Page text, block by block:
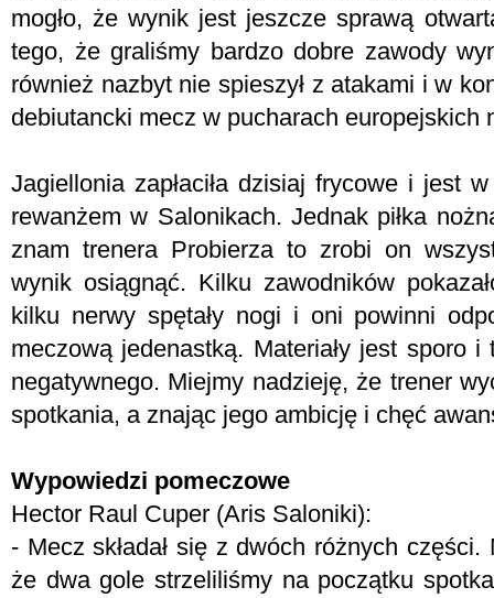
mogło, że wynik jest jeszcze sprawą
tego, że graliśmy bardzo dobre zawody
również nazbyt nie spieszył z atakami i w
debiutancki mecz w pucharach europejskich
Jagiellonia zapłaciła dzisiaj frycowe i jest
rewanżem w Salonikach. Jednak piłka
znam trenera Probierza to zrobi on
wynik osiągnąć. Kilku zawodników
kilku nerwy spętały nogi i oni powinni
meczową jedenastką. Materiały jest sporo
negatywnego. Miejmy nadzieję, że trener
spotkania, a znając jego ambicję i chęć
Wypowiedzi pomeczowe
Hector Raul Cuper (Aris Saloniki):
- Mecz składał się z dwóch różnych
że dwa gole strzeliliśmy na początku